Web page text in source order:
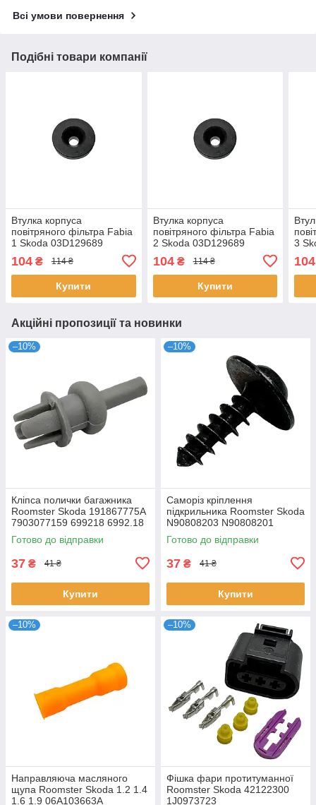
Всі умови повернення
Подібні товари компанії
Втулка корпуса
повітряного фільтра Fabia
1 Skoda 03D129689
104 ₴ 114 ₴
Купити
Втулка корпуса
повітряного фільтра Fabia
2 Skoda 03D129689
104₴ 114 ₴
Купити
3
104
Акційні пропозиції та новинки
–10%
Кліпса полички багажника
Roomster Skoda 191867775A
7903077159 699218 6992.18
Готово до відправки
37 ₴ 41 ₴
Купити
–10%
Саморіз кріплення
підкрильника Roomster Skoda
N90808203 N90808201
Готово до відправки
37 ₴ 41 ₴
Купити
–10%
Направляюча масляного
щупа Roomster Skoda 1.2 1.4
1.6 1.9 06A103663A
–10%
Фішка фари протитуманної
Roomster Skoda 42122300
1J0973723